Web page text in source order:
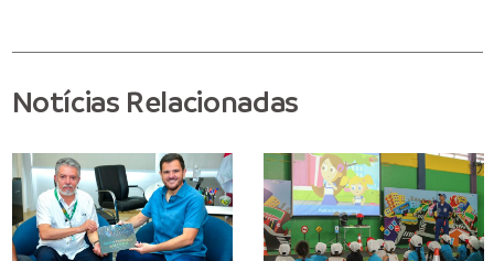
Notícias Relacionadas